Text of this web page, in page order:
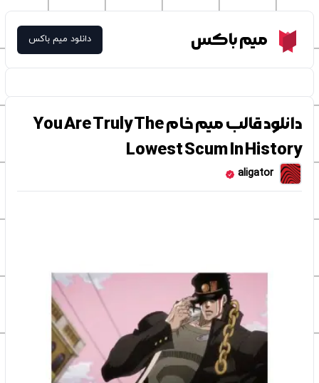
Meme Boxمیم باکس دانلود میم باکس
دانلود قالب میم خام You Are Truly The
Lowest Scum In History
aligator